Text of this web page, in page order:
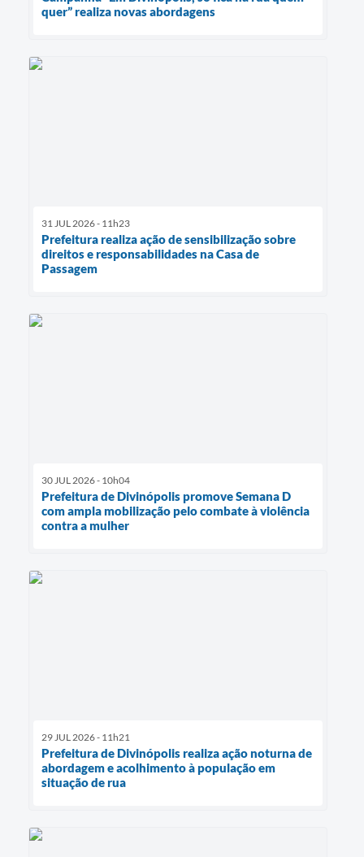
quer” realiza novas abordagens
31 JUL 2026 - 11h23
Prefeitura realiza ação de sensibilização sobre
direitos e responsabilidades na Casa de
Passagem
30 JUL 2026 - 10h04
Prefeitura de Divinópolis promove Semana D
com ampla mobilização pelo combate à violência
contra a mulher
29 JUL 2026 - 11h21
Prefeitura de Divinópolis realiza ação noturna de
abordagem e acolhimento à população em
situação de rua